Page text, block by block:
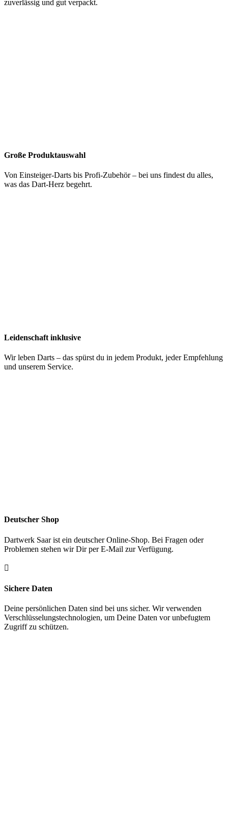
zuverlässig und gut verpackt.
Große Produktauswahl
Von Einsteiger-Darts bis Profi-Zubehör – bei uns findest du alles,
was das Dart-Herz begehrt.
Leidenschaft inklusive
Wir leben Darts – das spürst du in jedem Produkt, jeder Empfehlung
und unserem Service.
Deutscher Shop
Dartwerk Saar ist ein deutscher Online-Shop. Bei Fragen oder
Problemen stehen wir Dir per E-Mail zur Verfügung.

Sichere Daten
Deine persönlichen Daten sind bei uns sicher. Wir verwenden
Verschlüsselungstechnologien, um Deine Daten vor unbefugtem
Zugriff zu schützen.